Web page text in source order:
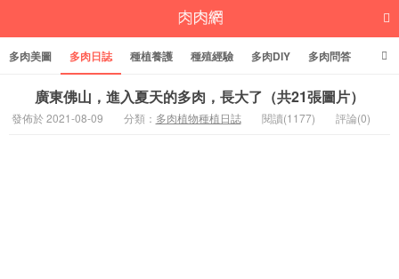
多肉美圖 多肉日誌 種植養護 種殖經驗 多肉DIY 多肉問答
多肉學堂 多肉標籤
廣東佛山，進入夏天的多肉，長大了（共21張圖片）
發佈於 2021-08-09 分類： 多肉植物種植日誌 閱讀(1177) 評論(0)